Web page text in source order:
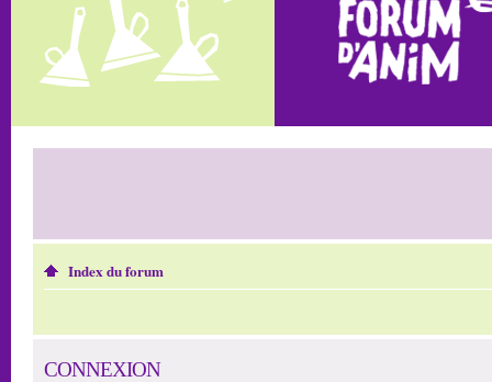
Index du forum
CONNEXION